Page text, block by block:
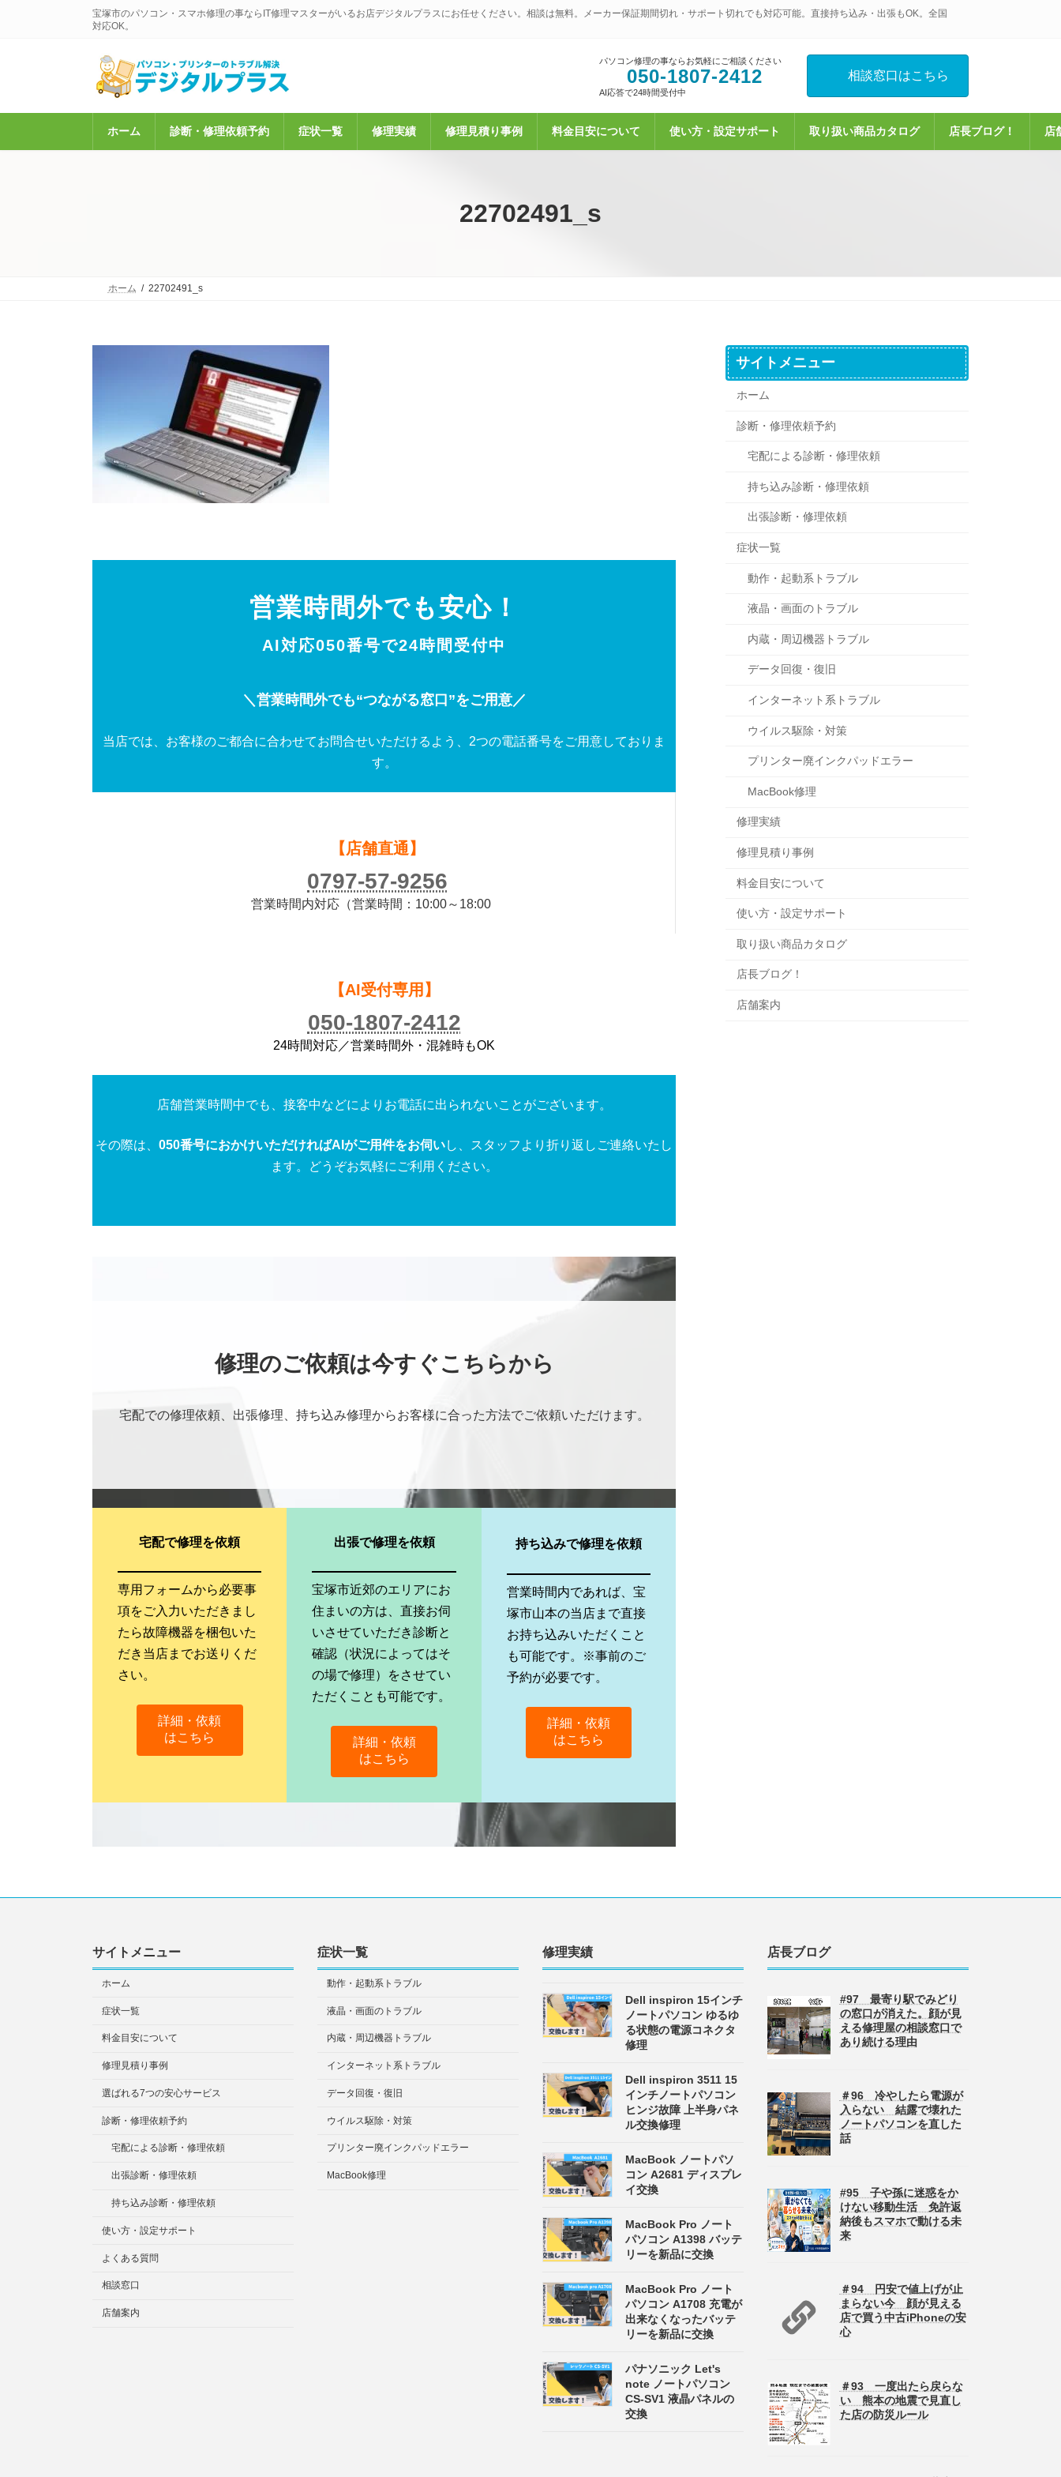
宝塚市のパソコン・スマホ修理の事ならIT修理マスターがいるお店デジタルプラスにお任せください。相談は無料。メーカー保証期間切れ・サポート切れでも対応可能。直接持ち込み・出張もOK。全国
対応OK。
パソコン修理の事ならお気軽にご相談ください
050-1807-2412
AI応答で24時間受付中
相談窓口はこちら
ホーム 診断・修理依頼予約 症状一覧 修理実績 修理見積り事例 料金目安について 使い方・設定サポート 取り扱い商品カタログ 店長ブログ！ 店
22702491_s
ホーム 22702491_s
営業時間外でも安心！
AI対応050番号で24時間受付中
＼営業時間外でも“つながる窓口”をご用意／
当店では、お客様のご都合に合わせてお問合せいただけるよう、2つの電話番号をご用意しておりま
す。
【店舗直通】
0797-57-9256
営業時間内対応（営業時間：10:00～18:00
【AI受付専用】
050-1807-2412
24時間対応／営業時間外・混雑時もOK
店舗営業時間中でも、接客中などによりお電話に出られないことがございます。
その際は、050番号におかけいただければAIがご用件をお伺いし、スタッフより折り返しご連絡いたし
ます。どうぞお気軽にご利用ください。
修理のご依頼は今すぐこちらから
宅配での修理依頼、出張修理、持ち込み修理からお客様に合った方法でご依頼いただけます。
宅配で修理を依頼
専用フォームから必要事
項をご入力いただきまし
たら故障機器を梱包いた
だき当店までお送りくだ
さい。
詳細・依頼
はこちら
出張で修理を依頼
宝塚市近郊のエリアにお
住まいの方は、直接お伺
いさせていただき診断と
確認（状況によってはそ
の場で修理）をさせてい
ただくことも可能です。
詳細・依頼
はこちら
持ち込みで修理を依頼
営業時間内であれば、宝
塚市山本の当店まで直接
お持ち込みいただくこと
も可能です。※事前のご
予約が必要です。
詳細・依頼
はこちら
サイトメニュー
ホーム
診断・修理依頼予約
宅配による診断・修理依頼
持ち込み診断・修理依頼
出張診断・修理依頼
症状一覧
動作・起動系トラブル
液晶・画面のトラブル
内蔵・周辺機器トラブル
データ回復・復旧
インターネット系トラブル
ウイルス駆除・対策
プリンター廃インクパッドエラー
MacBook修理
修理実績
修理見積り事例
料金目安について
使い方・設定サポート
取り扱い商品カタログ
店長ブログ！
店舗案内
サイトメニュー
ホーム
症状一覧
料金目安について
修理見積り事例
選ばれる7つの安心サービス
診断・修理依頼予約
宅配による診断・修理依頼
出張診断・修理依頼
持ち込み診断・修理依頼
使い方・設定サポート
よくある質問
相談窓口
店舗案内
症状一覧
動作・起動系トラブル
液晶・画面のトラブル
内蔵・周辺機器トラブル
インターネット系トラブル
データ回復・復旧
ウイルス駆除・対策
プリンター廃インクパッドエラー
MacBook修理
修理実績
Dell inspiron 15インチ
ノートパソコン ゆるゆ
る状態の電源コネクタ
修理
Dell inspiron 3511 15
インチノートパソコン
ヒンジ故障 上半身パネ
ル交換修理
MacBook ノートパソ
コン A2681 ディスプレ
イ交換
MacBook Pro ノート
パソコン A1398 バッテ
リーを新品に交換
MacBook Pro ノート
パソコン A1708 充電が
出来なくなったバッテ
リーを新品に交換
パナソニック Let's
note ノートパソコン
CS-SV1 液晶パネルの
交換
店長ブログ
#97 最寄り駅でみどり
の窓口が消えた。顔が見
える修理屋の相談窓口で
あり続ける理由
＃96 冷やしたら電源が
入らない 結露で壊れた
ノートパソコンを直した
話
#95 子や孫に迷惑をか
けない移動生活 免許返
納後もスマホで動ける未
来
＃94 円安で値上げが止
まらない今 顔が見える
店で買う中古iPhoneの安
心
＃93 一度出たら戻らな
い 熊本の地震で見直し
た店の防災ルール